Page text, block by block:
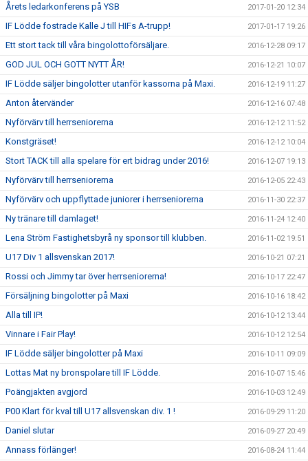
Årets ledarkonferens på YSB 2017-01-20 12:34
IF Lödde fostrade Kalle J till HIFs A-trupp! 2017-01-17 19:26
Ett stort tack till våra bingolottoförsäljare. 2016-12-28 09:17
GOD JUL OCH GOTT NYTT ÅR! 2016-12-21 10:07
IF Lödde säljer bingolotter utanför kassorna på Maxi. 2016-12-19 11:27
Anton återvänder 2016-12-16 07:48
Nyförvärv till herrseniorerna 2016-12-12 11:52
Konstgräset! 2016-12-12 10:04
Stort TACK till alla spelare för ert bidrag under 2016! 2016-12-07 19:13
Nyförvärv till herrseniorerna 2016-12-05 22:43
Nyförvärv och uppflyttade juniorer i herrseniorerna 2016-11-30 22:37
Ny tränare till damlaget! 2016-11-24 12:40
Lena Ström Fastighetsbyrå ny sponsor till klubben. 2016-11-02 19:51
U17 Div 1 allsvenskan 2017! 2016-10-21 07:21
Rossi och Jimmy tar över herrseniorerna! 2016-10-17 22:47
Försäljning bingolotter på Maxi 2016-10-16 18:42
Alla till IP! 2016-10-12 13:44
Vinnare i Fair Play! 2016-10-12 12:54
IF Lödde säljer bingolotter på Maxi 2016-10-11 09:09
Lottas Mat ny bronspolare till IF Lödde. 2016-10-07 15:46
Poängjakten avgjord 2016-10-03 12:49
P00 Klart för kval till U17 allsvenskan div. 1 ! 2016-09-29 11:20
Daniel slutar 2016-09-27 20:49
Annass förlänger! 2016-08-24 11:44